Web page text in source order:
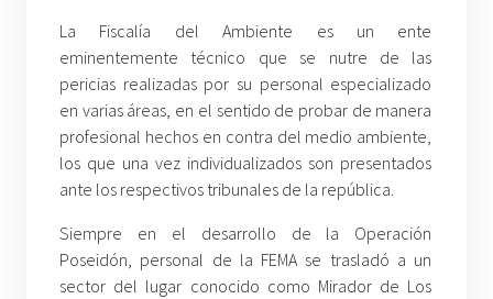
La Fiscalía del Ambiente es un ente
eminentemente técnico que se nutre de las
pericias realizadas por su personal especializado
en varias áreas, en el sentido de probar de manera
profesional hechos en contra del medio ambiente,
los que una vez individualizados son presentados
ante los respectivos tribunales de la república.
Siempre en el desarrollo de la Operación
Poseidón, personal de la FEMA se trasladó a un
sector del lugar conocido como Mirador de Los